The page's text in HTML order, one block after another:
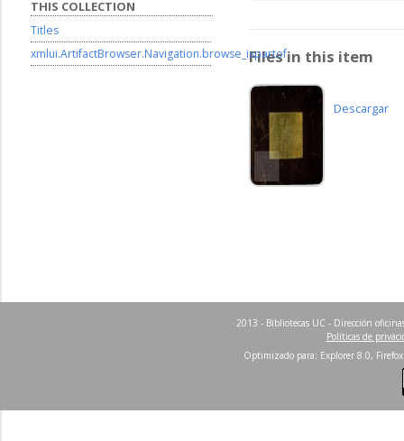
Files in this item
Descargar
THIS COLLECTION
Titles
xmlui.ArtifactBrowser.Navigation.browse_ispartof
2013 - Bibliotecas UC - Dirección
Políticas de
Optimizado para: Explorer 8.0,